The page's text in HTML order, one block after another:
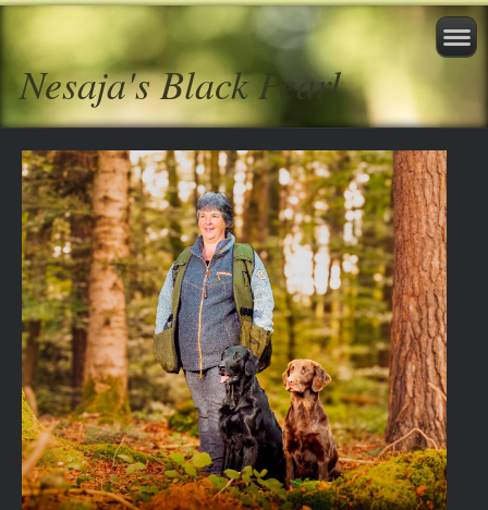
Nesaja's Black Pearl